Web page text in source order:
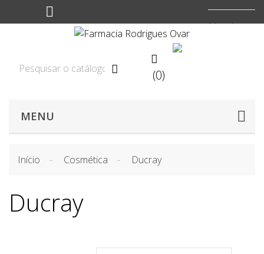
Moeda:


(0)
MENU
Início Cosmética Ducray
Ducray